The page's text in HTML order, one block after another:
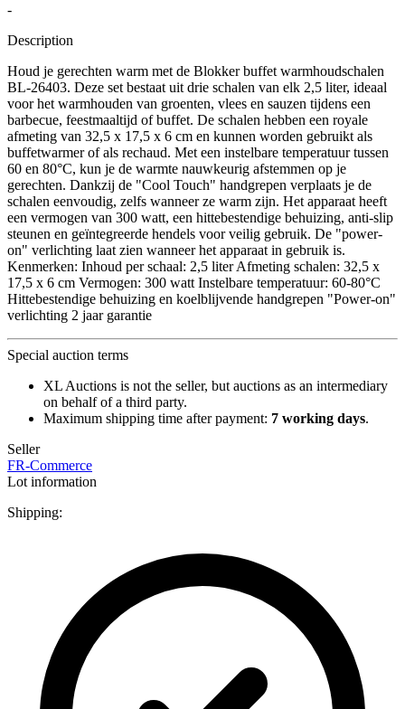
-
Description
Houd je gerechten warm met de Blokker buffet warmhoudschalen
BL-26403. Deze set bestaat uit drie schalen van elk 2,5 liter, ideaal
voor het warmhouden van groenten, vlees en sauzen tijdens een
barbecue, feestmaaltijd of buffet. De schalen hebben een royale
afmeting van 32,5 x 17,5 x 6 cm en kunnen worden gebruikt als
buffetwarmer of als rechaud. Met een instelbare temperatuur tussen
60 en 80°C, kun je de warmte nauwkeurig afstemmen op je
gerechten. Dankzij de "Cool Touch" handgrepen verplaats je de
schalen eenvoudig, zelfs wanneer ze warm zijn. Het apparaat heeft
een vermogen van 300 watt, een hittebestendige behuizing, anti-slip
steunen en geïntegreerde hendels voor veilig gebruik. De "power-
on" verlichting laat zien wanneer het apparaat in gebruik is.
Kenmerken: Inhoud per schaal: 2,5 liter Afmeting schalen: 32,5 x
17,5 x 6 cm Vermogen: 300 watt Instelbare temperatuur: 60-80°C
Hittebestendige behuizing en koelblijvende handgrepen "Power-on"
verlichting 2 jaar garantie
Special auction terms
XL Auctions is not the seller, but auctions as an intermediary
on behalf of a third party.
Maximum shipping time after payment: 7 working days.
Seller
FR-Commerce
Lot information
Shipping: